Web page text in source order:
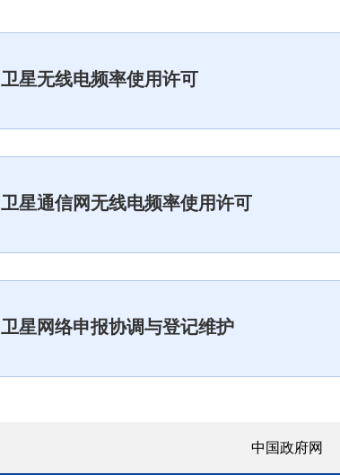
卫星无线电频率使用许可
卫星通信网无线电频率使用许可
卫星网络申报协调与登记维护
中国政府网